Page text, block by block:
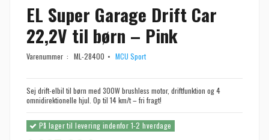
EL Super Garage Drift Car
22,2V til børn – Pink
Varenummer : ML-28400 MCU Sport
Sej drift-elbil til børn med 300W brushless motor, driftfunktion og 4
omnidirektionelle hjul. Op til 14 km/t – fri fragt!
På lager til levering indenfor 1-2 hverdage